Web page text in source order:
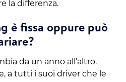
la differenza.
è fissa oppure può
da un anno all’altro.
a tutti i suoi driver che le